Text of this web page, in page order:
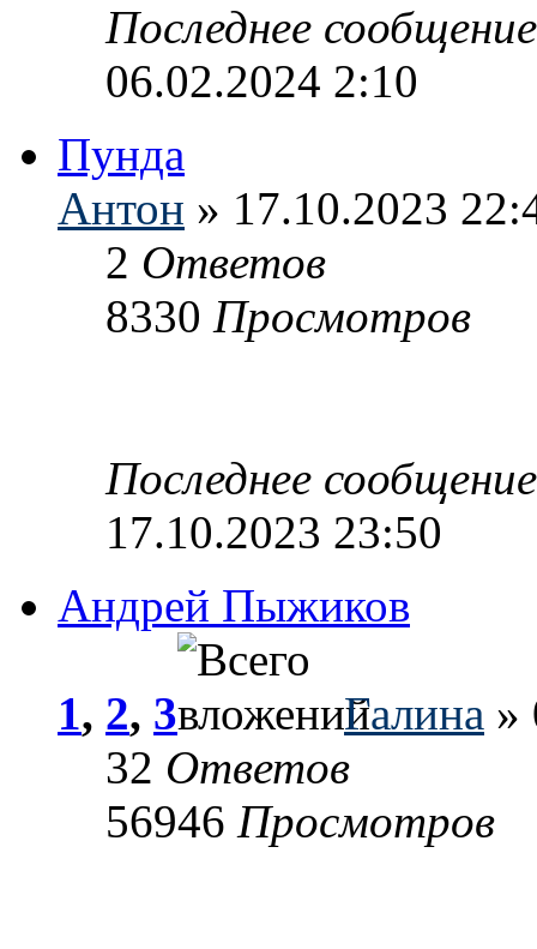
Последнее
06.02.2024 2:10
Пунда
Антон » 17.10.2023
2 Ответов
8330 Просмотров
Последнее
17.10.2023 23:50
Андрей Пыжиков
1, 2, 3 Галина »
32 Ответов
56946 Просмотров